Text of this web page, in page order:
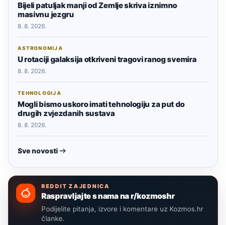
Bijeli patuljak manji od Zemlje skriva iznimno
masivnu jezgru
8. 8. 2026.
ASTRONOMIJA
U rotaciji galaksija otkriveni tragovi ranog svemira
8. 8. 2026.
TEHNOLOGIJA
Mogli bismo uskoro imati tehnologiju za put do
drugih zvjezdanih sustava
8. 8. 2026.
Sve novosti
REDDIT ZAJEDNICA
Raspravljajte s nama na r/kozmoshr
Podijelite pitanja, izvore i komentare uz Kozmos.hr
članke.